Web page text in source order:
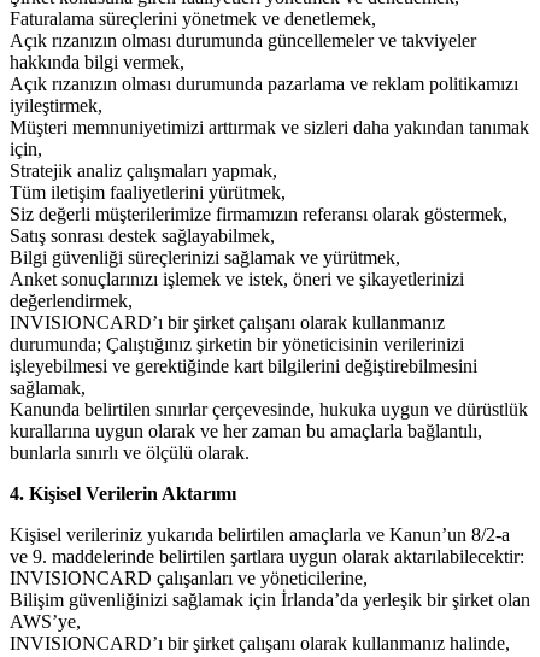
Faturalama süreçlerini yönetmek ve denetlemek,
Açık rızanızın olması durumunda güncellemeler ve takviyeler
hakkında bilgi vermek,
Açık rızanızın olması durumunda pazarlama ve reklam politikamızı
iyileştirmek,
Müşteri memnuniyetimizi arttırmak ve sizleri daha yakından tanımak
için,
Stratejik analiz çalışmaları yapmak,
Tüm iletişim faaliyetlerini yürütmek,
Siz değerli müşterilerimize firmamızın referansı olarak göstermek,
Satış sonrası destek sağlayabilmek,
Bilgi güvenliği süreçlerinizi sağlamak ve yürütmek,
Anket sonuçlarınızı işlemek ve istek, öneri ve şikayetlerinizi
değerlendirmek,
INVISIONCARD’ı bir şirket çalışanı olarak kullanmanız
durumunda; Çalıştığınız şirketin bir yöneticisinin verilerinizi
işleyebilmesi ve gerektiğinde kart bilgilerini değiştirebilmesini
sağlamak,
Kanunda belirtilen sınırlar çerçevesinde, hukuka uygun ve dürüstlük
kurallarına uygun olarak ve her zaman bu amaçlarla bağlantılı,
bunlarla sınırlı ve ölçülü olarak.
4. Kişisel Verilerin Aktarımı
Kişisel verileriniz yukarıda belirtilen amaçlarla ve Kanun’un 8/2-a
ve 9. maddelerinde belirtilen şartlara uygun olarak aktarılabilecektir:
INVISIONCARD çalışanları ve yöneticilerine,
Bilişim güvenliğinizi sağlamak için İrlanda’da yerleşik bir şirket olan
AWS’ye,
INVISIONCARD’ı bir şirket çalışanı olarak kullanmanız halinde,